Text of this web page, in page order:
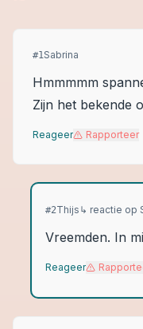
#1Sabrina
Hmmmmm
Zijn het bekende
Reageer Rapporteer
#2Thijs ↳ reactie op
Vreemden. In
Reageer